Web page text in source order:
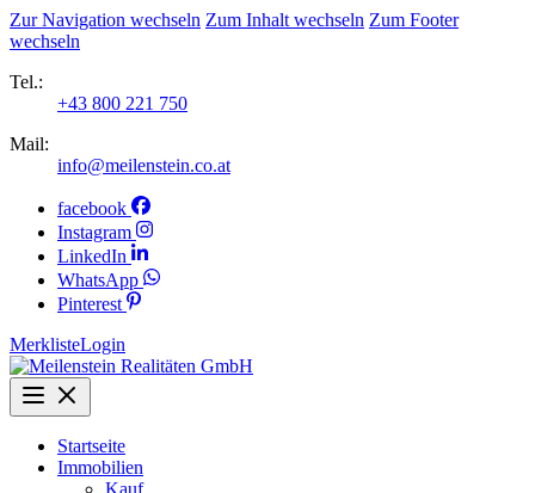
Zur Navigation wechseln Zum Inhalt wechseln Zum Footer
wechseln
Tel.:
+43 800 221 750
Mail:
info@meilenstein.co.at
facebook
Instagram
LinkedIn
WhatsApp
Pinterest
MerklisteLogin
Startseite
Immobilien
Kauf